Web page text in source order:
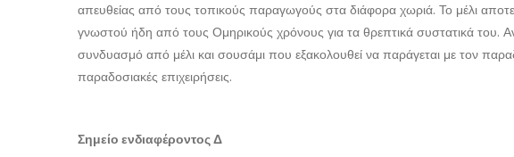
απευθείας από τους τοπικούς παραγωγούς στα διάφορα χωριά. Το μέλι
γνωστού ήδη από τους Ομηρικούς χρόνους για τα θρεπτικά συστατικά του.
συνδυασμό από μέλι και σουσάμι που εξακολουθεί να παράγεται με τον
παραδοσιακές επιχειρήσεις.
Σημείο ενδιαφέροντος Δ